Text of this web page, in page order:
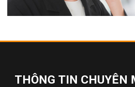
THÔNG TIN CHUYÊN